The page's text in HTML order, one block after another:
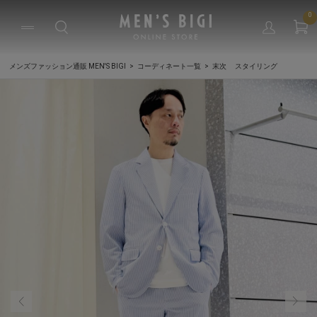
0
メンズファッション通販 MEN'S BIGI コーディネート一覧 末次 スタイリング